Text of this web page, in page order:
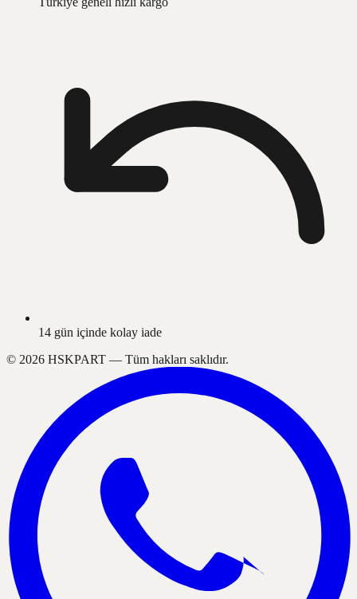
14 gün içinde kolay iade
© 2026 HSKPART — Tüm hakları saklıdır.